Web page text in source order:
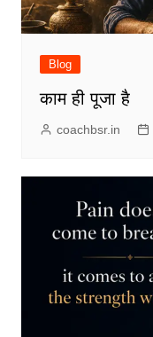
Blog
काम ही पूजा है
coachbsr.in